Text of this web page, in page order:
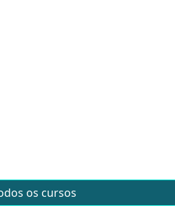
os cursos